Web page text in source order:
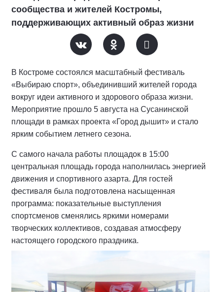
сообщества и жителей Костромы,
поддерживающих активный образ жизни
В Костроме состоялся масштабный фестиваль
«Выбираю спорт», объединивший жителей города
вокруг идеи активного и здорового образа жизни.
Мероприятие прошло 5 августа на Сусанинской
площади в рамках проекта «Город дышит» и стало
ярким событием летнего сезона.
С самого начала работы площадок в 15:00
центральная площадь города наполнилась энергией
движения и спортивного азарта. Для гостей
фестиваля была подготовлена насыщенная
программа: показательные выступления
спортсменов сменялись яркими номерами
творческих коллективов, создавая атмосферу
настоящего городского праздника.